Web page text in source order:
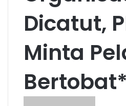
Dicatut,
Minta
Bertobat*